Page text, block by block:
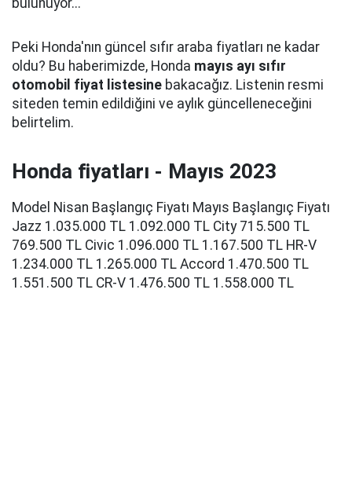
bulunuyor...
Peki Honda'nın güncel sıfır araba fiyatları ne kadar
oldu? Bu haberimizde, Honda mayıs ayı sıfır
otomobil fiyat listesine bakacağız. Listenin resmi
siteden temin edildiğini ve aylık güncelleneceğini
belirtelim.
Honda fiyatları - Mayıs 2023
Model Nisan Başlangıç Fiyatı Mayıs Başlangıç Fiyatı
Jazz 1.035.000 TL 1.092.000 TL City 715.500 TL
769.500 TL Civic 1.096.000 TL 1.167.500 TL HR-V
1.234.000 TL 1.265.000 TL Accord 1.470.500 TL
1.551.500 TL CR-V 1.476.500 TL 1.558.000 TL